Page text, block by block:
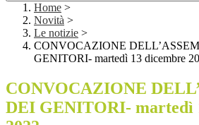
Home >
Novità >
Le notizie >
CONVOCAZIONE
GENITORI- martedì 13 dicembre
CONVOCAZIONE
DEI GENITORI- martedì